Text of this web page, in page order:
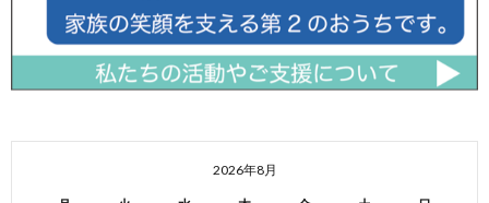
2026年8月